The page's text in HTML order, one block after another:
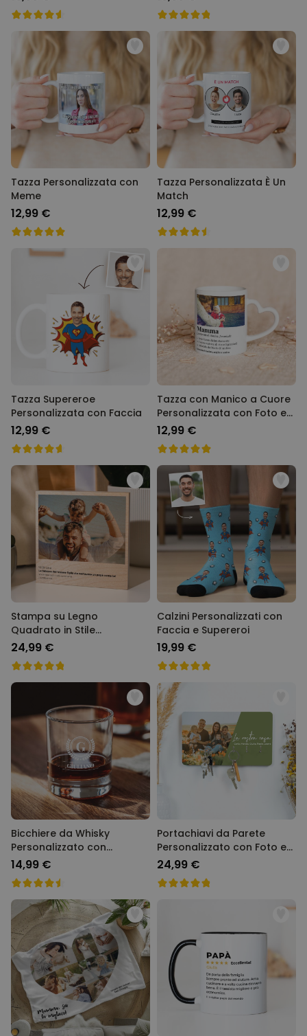
Tazza Personalizzata con
Meme
12,99 €
Tazza Personalizzata È Un
Match
12,99 €
Tazza Supereroe
Personalizzata con Faccia
12,99 €
Tazza con Manico a Cuore
Personalizzata con Foto e
Definizione
12,99 €
Stampa su Legno
Quadrato in Stile
Instagram
24,99 €
Calzini Personalizzati con
Faccia e Supereroi
19,99 €
Bicchiere da Whisky
Personalizzato con
Monogramma
14,99 €
Portachiavi da Parete
Personalizzato con Foto e
Testo
24,99 €